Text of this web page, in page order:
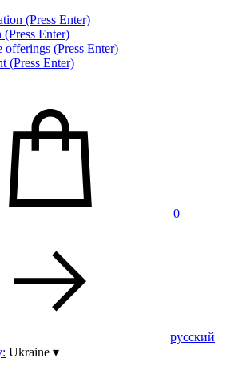
(Press Enter)
(Press Enter)
offerings (Press Enter)
(Press Enter)
0
pусский
Ukraine ▾